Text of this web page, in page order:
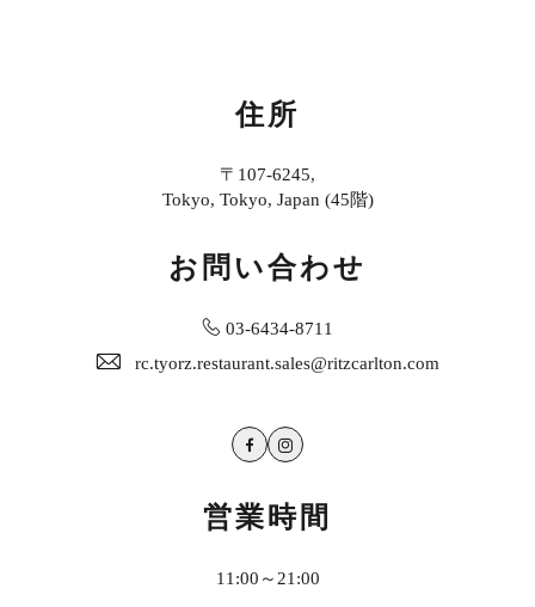
住所
〒107-6245,
Tokyo, Tokyo, Japan (45階)
お問い合わせ
03-6434-8711
rc.tyorz.restaurant.sales@ritzcarlton.com
FacebookInstagram
営業時間
11:00～21:00